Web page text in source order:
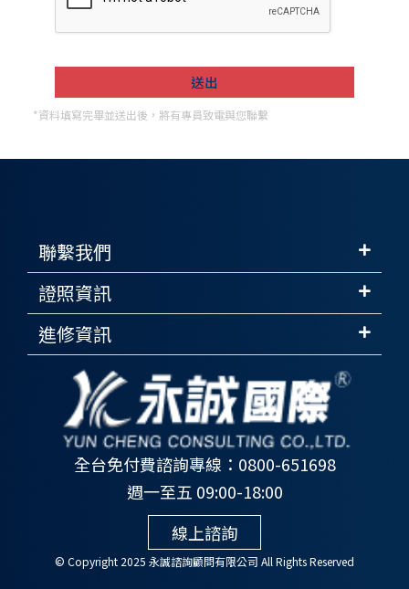
*資料填寫完畢並送出後，將有專員致電與您聯繫
全台免付費諮詢專線：0800-651698
週一至五 09:00-18:00
線上諮詢
© Copyright 2025 永誠諮詢顧問有限公司 All Rights Reserved
聯繫我們
證照資訊
進修資訊